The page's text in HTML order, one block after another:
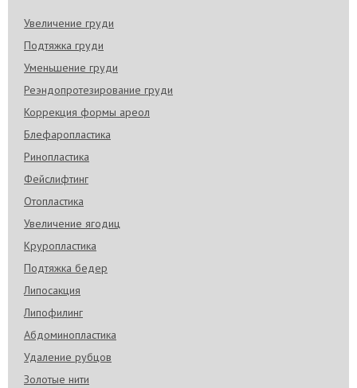
Увеличение груди
Подтяжка груди
Уменьшение груди
Реэндопротезирование груди
Коррекция формы ареол
Блефаропластика
Ринопластика
Фейслифтинг
Отопластика
Увеличение ягодиц
Круропластика
Подтяжка бедер
Липосакция
Липофилинг
Абдоминопластика
Удаление рубцов
Золотые нити